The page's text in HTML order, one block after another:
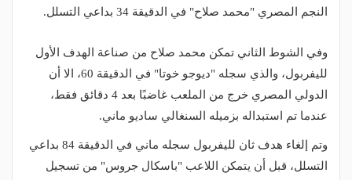
النجم المصري "محمد صلاح" في الدقيقة 34 بداعي التسلل.
وفي الشوط الثاني تمكن محمد صلاح من صناعة الهدف الأول
لليفربول، والذي سجله "ديوجو خوتا" في الدقيقة 60، الا أن
الدولي المصري خرج من الملعب غاضبًا بعد 4 دقائق فقط،
عندما تم استبداله بزميله السنغالي ساديو ماني.
وتم إلغاء هدف ثان لليفربول سجله ماني في الدقيقة 84 بداعي
التسلل، قبل أن يتمكن اللاعب "باسكال جروس" من تسجيل